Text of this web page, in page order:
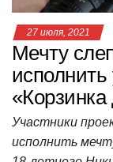
27 июля, 2021
Мечту
исполнить
Участники
исполнить